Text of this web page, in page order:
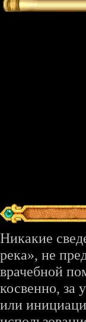
Никакие
река», не
врачебной
косвенно, за
или